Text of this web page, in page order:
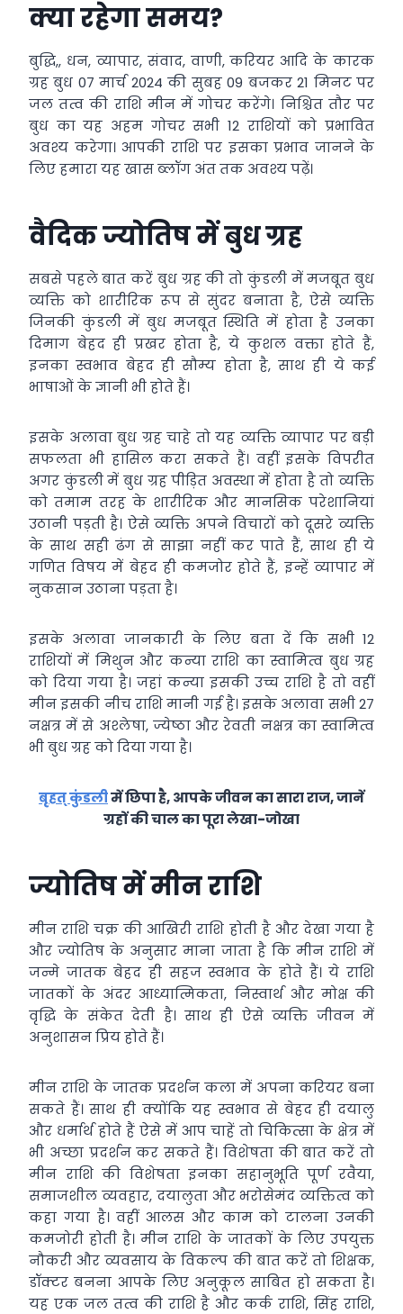
क्या रहेगा समय?
बुद्धि,, धन, व्यापार, संवाद, वाणी, करियर आदि के कारक
ग्रह बुध 07 मार्च 2024 की सुबह 09 बजकर 21 मिनट पर
जल तत्व की राशि मीन में गोचर करेंगे। निश्चित तौर पर
बुध का यह अहम गोचर सभी 12 राशियों को प्रभावित
अवश्य करेगा। आपकी राशि पर इसका प्रभाव जानने के
लिए हमारा यह खास ब्लॉग अंत तक अवश्य पढ़ें।
वैदिक ज्योतिष में बुध ग्रह
सबसे पहले बात करें बुध ग्रह की तो कुंडली में मजबूत बुध
व्यक्ति को शारीरिक रूप से सुंदर बनाता है, ऐसे व्यक्ति
जिनकी कुंडली में बुध मजबूत स्थिति में होता है उनका
दिमाग बेहद ही प्रखर होता है, ये कुशल वक्ता होते हैं,
इनका स्वभाव बेहद ही सौम्य होता है, साथ ही ये कई
भाषाओं के ज्ञानी भी होते हैं।
इसके अलावा बुध ग्रह चाहे तो यह व्यक्ति व्यापार पर बड़ी
सफलता भी हासिल करा सकते हैं। वहीं इसके विपरीत
अगर कुंडली में बुध ग्रह पीड़ित अवस्था में होता है तो व्यक्ति
को तमाम तरह के शारीरिक और मानसिक परेशानियां
उठानी पड़ती है। ऐसे व्यक्ति अपने विचारों को दूसरे व्यक्ति
के साथ सही ढंग से साझा नहीं कर पाते हैं, साथ ही ये
गणित विषय में बेहद ही कमजोर होते हैं, इन्हें व्यापार में
नुकसान उठाना पड़ता है।
इसके अलावा जानकारी के लिए बता दें कि सभी 12
राशियों में मिथुन और कन्या राशि का स्वामित्व बुध ग्रह
को दिया गया है। जहां कन्या इसकी उच्च राशि है तो वहीं
मीन इसकी नीच राशि मानी गई है। इसके अलावा सभी 27
नक्षत्र में से अश्लेषा, ज्येष्ठा और रेवती नक्षत्र का स्वामित्व
भी बुध ग्रह को दिया गया है।
बृहत् कुंडलीमें छिपा है, आपके जीवन का सारा राज, जानें
ग्रहों की चाल का पूरा लेखा-जोखा
ज्योतिष में मीन राशि
मीन राशि चक्र की आखिरी राशि होती है और देखा गया है
और ज्योतिष के अनुसार माना जाता है कि मीन राशि में
जन्मे जातक बेहद ही सहज स्वभाव के होते हैं। ये राशि
जातकों के अंदर आध्यात्मिकता, निस्वार्थ और मोक्ष की
वृद्धि के संकेत देती है। साथ ही ऐसे व्यक्ति जीवन में
अनुशासन प्रिय होते हैं।
मीन राशि के जातक प्रदर्शन कला में अपना करियर बना
सकते हैं। साथ ही क्योंकि यह स्वभाव से बेहद ही दयालु
और धर्मार्थ होते हैं ऐसे में आप चाहें तो चिकित्सा के क्षेत्र में
भी अच्छा प्रदर्शन कर सकते हैं। विशेषता की बात करें तो
मीन राशि की विशेषता इनका सहानुभूति पूर्ण रवैया,
समाजशील व्यवहार, दयालुता और भरोसेमंद व्यक्तित्व को
कहा गया है। वहीं आलस और काम को टालना उनकी
कमजोरी होती है। मीन राशि के जातकों के लिए उपयुक्त
नौकरी और व्यवसाय के विकल्प की बात करें तो शिक्षक,
डॉक्टर बनना आपके लिए अनुकूल साबित हो सकता है।
यह एक जल तत्व की राशि है और कर्क राशि, सिंह राशि,